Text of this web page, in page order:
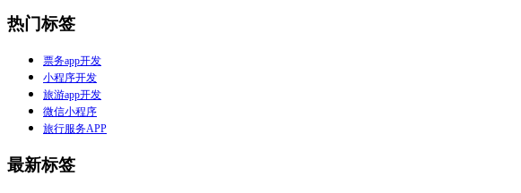
热门标签
票务app开发
小程序开发
旅游app开发
微信小程序
旅行服务APP
最新标签